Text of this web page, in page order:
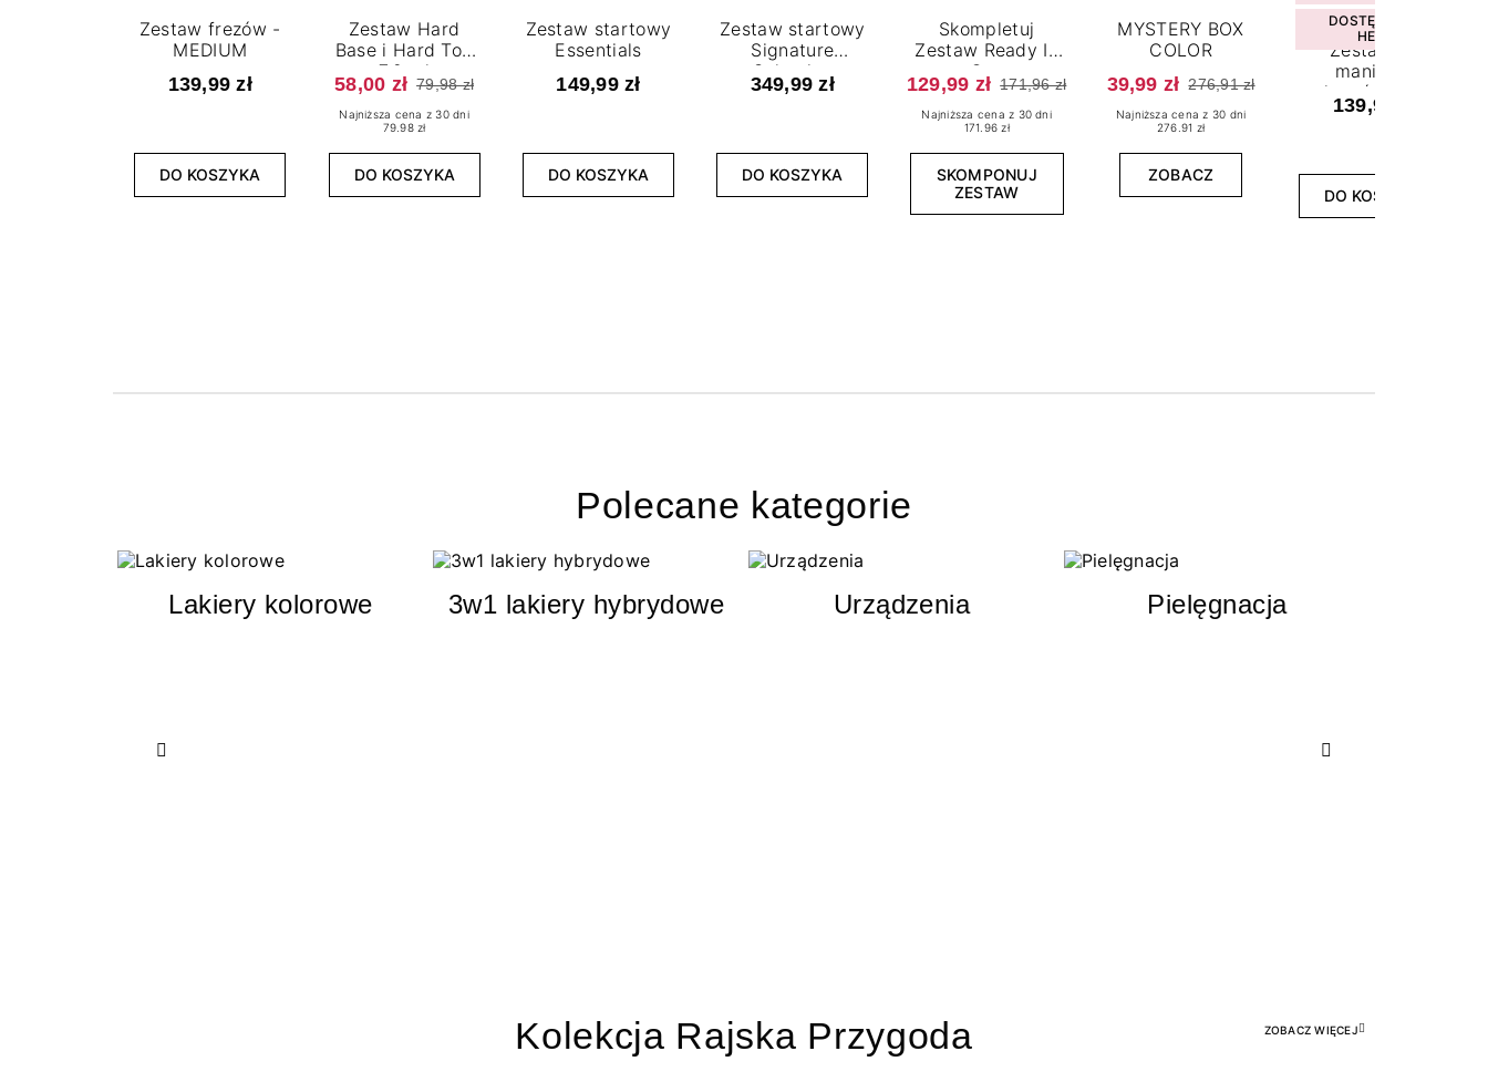
Zestaw frezów -
MEDIUM
139,99 zł
DO KOSZYKA
Zestaw Hard
Base i Hard Top
7,2 ml
58,00 zł 79,98 zł
Najniższa cena z 30 dni
79.98 zł
DO KOSZYKA
Zestaw startowy
Essentials
149,99 zł
DO KOSZYKA
Zestaw startowy
Signature
Selection
349,99 zł
DO KOSZYKA
Skompletuj
Zestaw Ready In
One
129,99 zł 171,96 zł
Najniższa cena z 30 dni
171.96 zł
SKOMPONUJ
ZESTAW
MYSTERY BOX
COLOR
39,99 zł 276,91 zł
Najniższa cena z 30 dni
276.91 zł
ZOBACZ
DOSTĘPNY W
HEBE
Zestaw do
manicure
japońskiego
139,99 zł
DO KOSZYKA
Polecane kategorie
Lakiery kolorowe 3w1 lakiery hybrydowe Urządzenia Pielęgnacja
Kolekcja Rajska Przygoda ZOBACZ WIĘCEJ